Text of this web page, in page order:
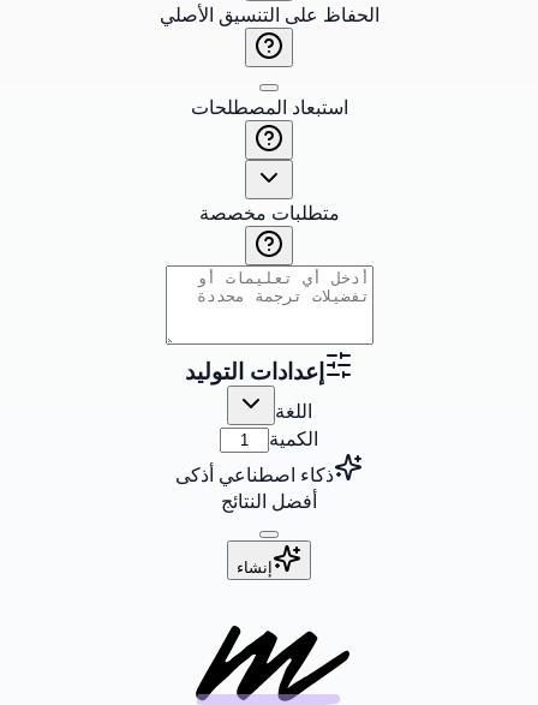
الحفاظ على التنسيق الأصلي
استبعاد المصطلحات
متطلبات مخصصة
إعدادات التوليد
اللغة
الكمية
ذكاء اصطناعي أذكى
أفضل النتائج
إنشاء